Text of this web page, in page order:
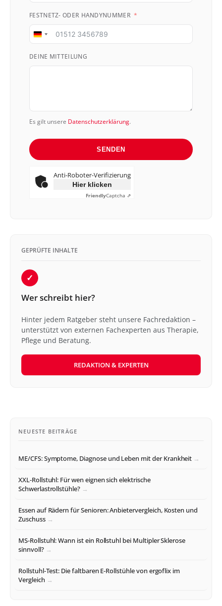
FESTNETZ- ODER HANDYNUMMER
Germany
DEINE MITTEILUNG
Es gilt unsere Datenschutzerklärung.
SENDEN
Anti-Roboter-Verifizierung
Hier klicken
FriendlyCaptcha ⇗
GEPRÜFTE INHALTE
✓
Wer schreibt hier?
Hinter jedem Ratgeber steht unsere Fachredaktion –
unterstützt von externen Fachexperten aus Therapie,
Pflege und Beratung.
REDAKTION & EXPERTEN
NEUESTE BEITRÄGE
ME/CFS: Symptome, Diagnose und Leben mit der Krankheit
XXL-Rollstuhl: Für wen eignen sich elektrische
Schwerlastrollstühle?
Essen auf Rädern für Senioren: Anbietervergleich, Kosten und
Zuschuss
MS-Rollstuhl: Wann ist ein Rollstuhl bei Multipler Sklerose
sinnvoll?
Rollstuhl-Test: Die faltbaren E-Rollstühle von ergoflix im
Vergleich